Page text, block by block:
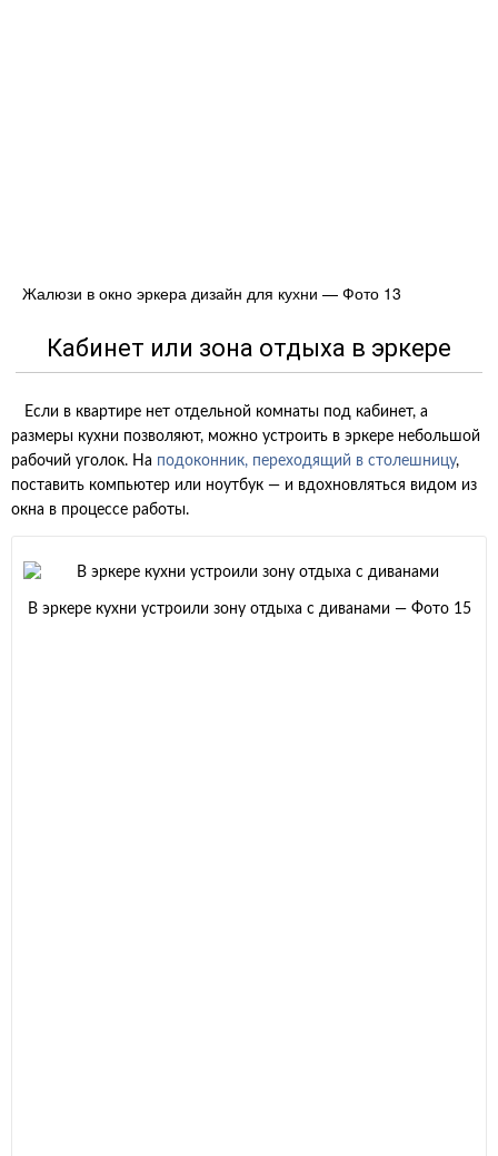
Жалюзи в окно эркера дизайн для кухни — Фото 13
Кабинет или зона отдыха в эркере
Если в квартире нет отдельной комнаты под кабинет, а
размеры кухни позволяют, можно устроить в эркере небольшой
рабочий уголок. На подоконник, переходящий в столешницу,
поставить компьютер или ноутбук — и вдохновляться видом из
окна в процессе работы.
В эркере кухни устроили зону отдыха с диванами — Фото 15